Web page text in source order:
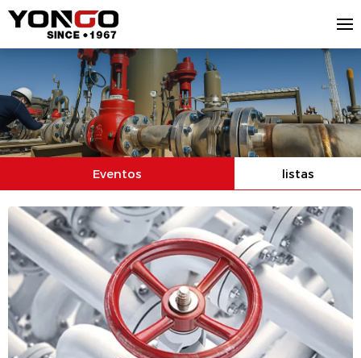
Eventos listas